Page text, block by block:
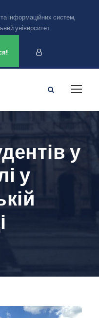
інформаційних систем,
університет
у
у